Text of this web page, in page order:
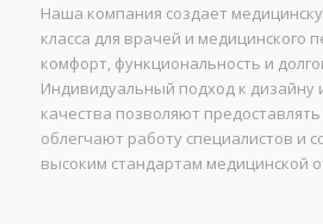
Наша компания создает
класса для врачей и медицинского
комфорт, функциональность и
Индивидуальный подход к дизайну
качества позволяют
облегчают работу специалистов и
высоким стандартам медицинской